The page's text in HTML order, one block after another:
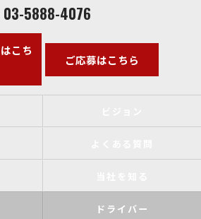
03-5888-4076
こち
ご応募はこちら
ドライバー